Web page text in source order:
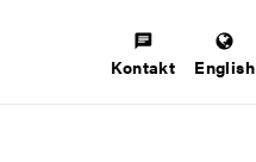
Kontakt English